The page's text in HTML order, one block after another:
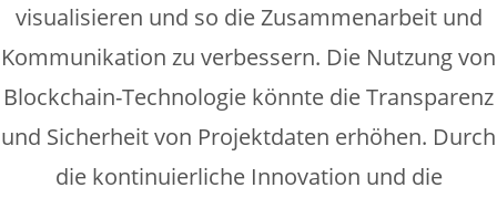
visualisieren und so die Zusammenarbeit und
Kommunikation zu verbessern. Die Nutzung von
Blockchain-Technologie könnte die Transparenz
und Sicherheit von Projektdaten erhöhen. Durch
die kontinuierliche Innovation und die